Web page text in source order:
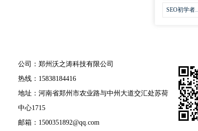
法宝
SEO初学者，
公司：郑州沃之涛科技有限公司
热线：15838184416
地址：河南省郑州市农业路与中州大道交汇处苏荷
中心1715
邮箱：1500351892@qq.com